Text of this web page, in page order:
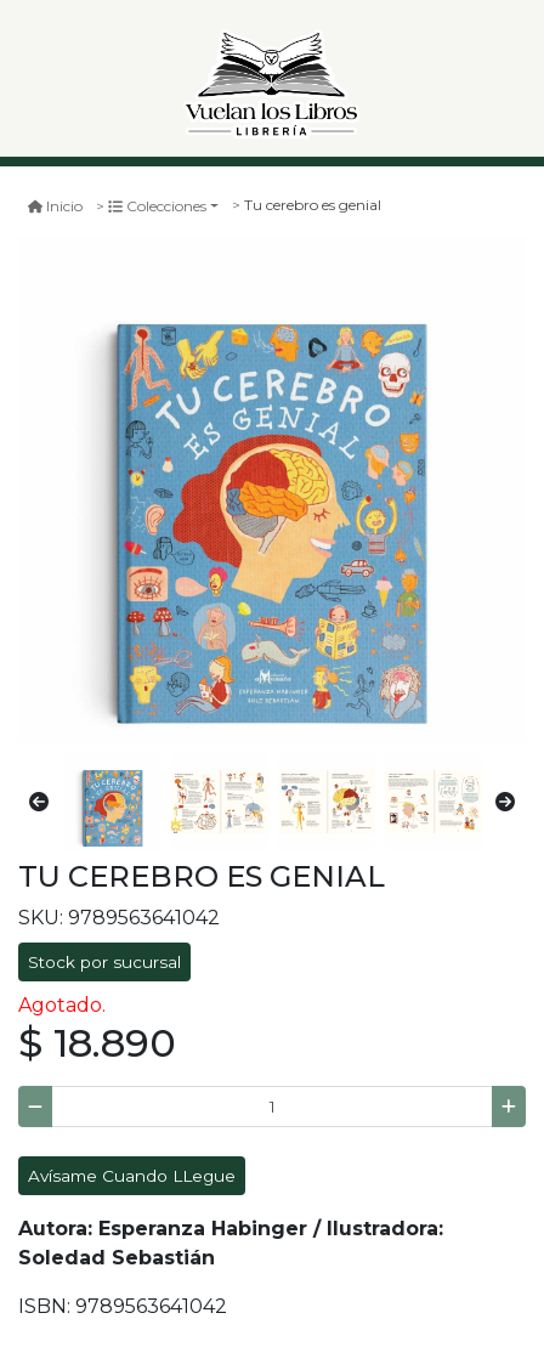
Inicio Colecciones Tu cerebro es genial
TU CEREBRO ES GENIAL
SKU: 9789563641042
Stock por sucursal
Agotado.
$ 18.890
Avísame Cuando LLegue
Autora: Esperanza Habinger / Ilustradora:
Soledad Sebastián
ISBN: 9789563641042